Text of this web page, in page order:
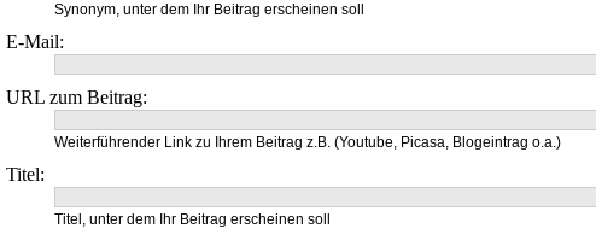
Synonym, unter dem Ihr Beitrag erscheinen soll
E-Mail:
URL zum Beitrag:
Weiterführender Link zu Ihrem Beitrag z.B. (Youtube, Picasa, Blogeintrag o.a.)
Titel:
Titel, unter dem Ihr Beitrag erscheinen soll